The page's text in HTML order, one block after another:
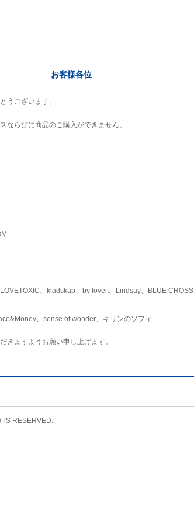
お客様各位
うございます。
ならびに商品のご購入ができません。
、kladskap、by loveit、Lindsay、BLUE CROSS
、sense of wonder、キリンのソフィ
きますようお願い申し上げます。